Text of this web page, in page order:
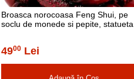
Broasca norocoasa Feng Shui, pe
soclu de monede si pepite, statueta
4900 Lei